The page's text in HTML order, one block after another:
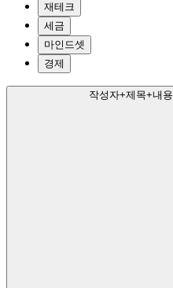
재테크
세금
마인드셋
경제
작성자+제목+내용